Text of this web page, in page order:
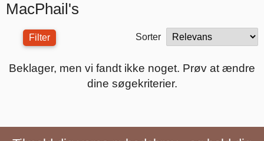
MacPhail's
Filter Sorter
Beklager, men vi fandt ikke noget. Prøv at ændre
dine søgekriterier.